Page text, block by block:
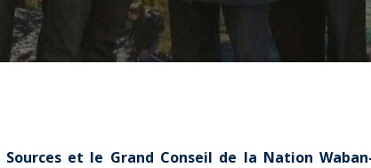
et le Grand Conseil de la Nation